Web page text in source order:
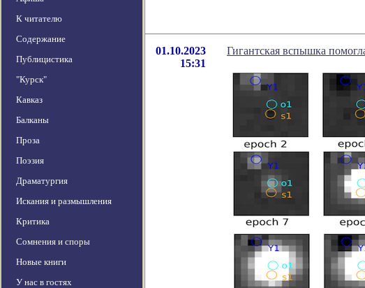
К читателю
Содержание
Публицистика
"Курск"
Кавказ
Балканы
Проза
Поэзия
Драматургия
Искания и размышления
Критика
Сомнения и споры
Новые книги
У нас в гостях
01.10.2023
15:31
Гигантская вспышка